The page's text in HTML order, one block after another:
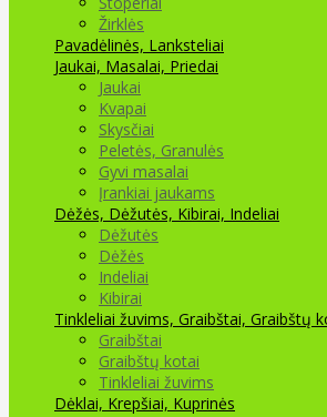
Žirklės
Pavadėlinės, Lanksteliai
Jaukai, Masalai, Priedai
Jaukai
Kvapai
Skysčiai
Peletės, Granulės
Gyvi masalai
Įrankiai jaukams
Dėžės, Dėžutės, Kibirai, Indeliai
Dėžutės
Dėžės
Indeliai
Kibirai
Tinkleliai žuvims, Graibštai, Graibštų
Graibštai
Graibštų kotai
Tinkleliai žuvims
Dėklai, Krepšiai, Kuprinės